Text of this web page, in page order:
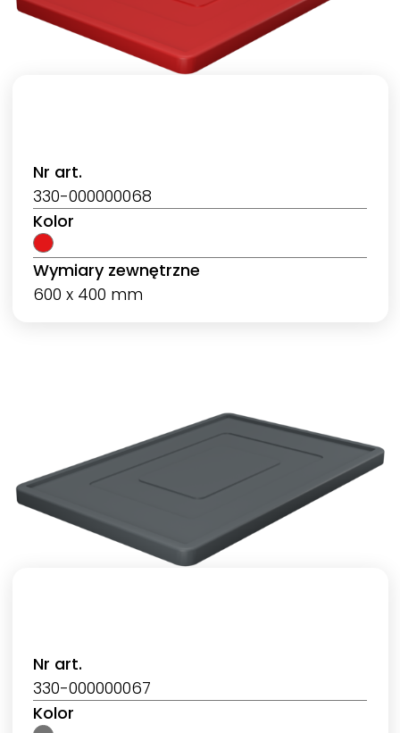
Nr art.
330-000000068
Kolor
Wymiary zewnętrzne
600 x 400 mm
Nr art.
330-000000067
Kolor